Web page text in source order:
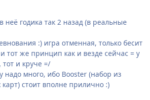
годика так 2 назад (в реальные
:) игра отменная, только бесит
тот же принцип как и везде сейчас = у
тот и круче =/
надо много, ибо Booster (набор из
стоит вполне прилично :)